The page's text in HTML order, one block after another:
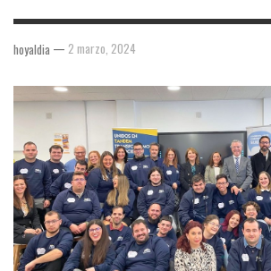
hoyaldia — 2 marzo, 2024